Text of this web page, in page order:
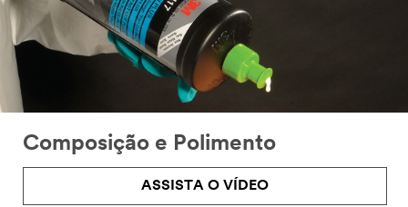
Composição e Polimento
ASSISTA O VÍDEO